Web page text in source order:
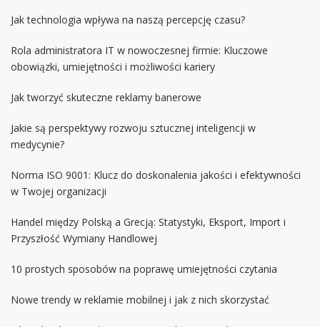
Jak technologia wpływa na naszą percepcję czasu?
Rola administratora IT w nowoczesnej firmie: Kluczowe
obowiązki, umiejętności i możliwości kariery
Jak tworzyć skuteczne reklamy banerowe
Jakie są perspektywy rozwoju sztucznej inteligencji w
medycynie?
Norma ISO 9001: Klucz do doskonalenia jakości i efektywności
w Twojej organizacji
Handel między Polską a Grecją: Statystyki, Eksport, Import i
Przyszłość Wymiany Handlowej
10 prostych sposobów na poprawę umiejętności czytania
Nowe trendy w reklamie mobilnej i jak z nich skorzystać